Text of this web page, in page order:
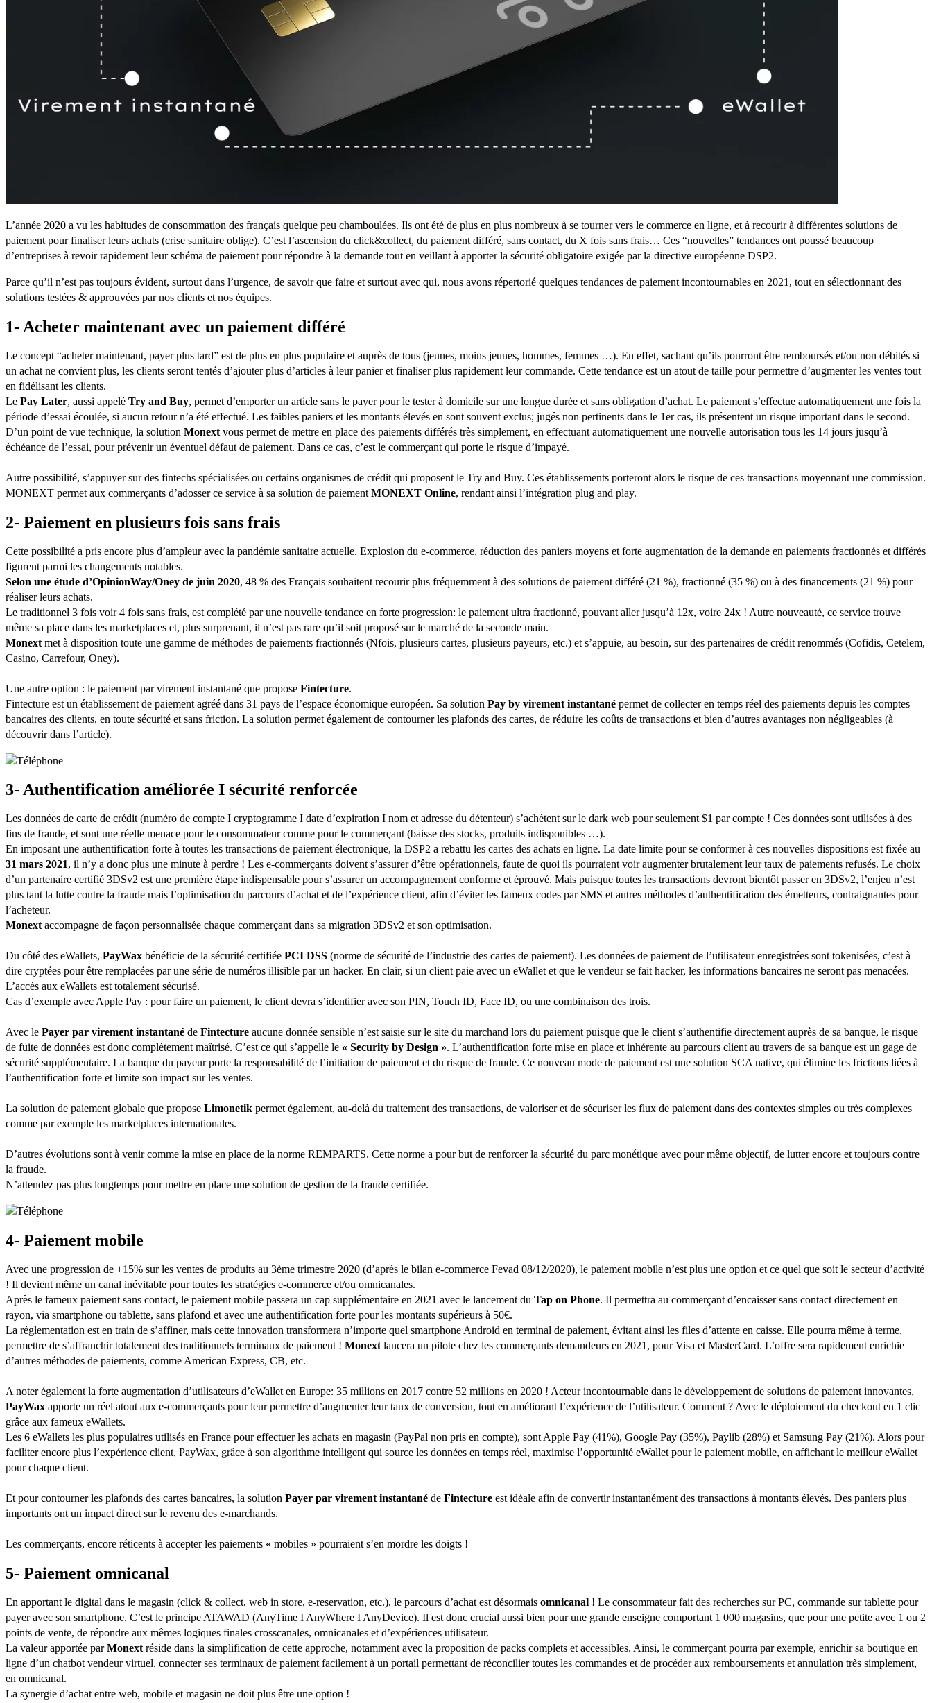
L’année 2020 a vu les habitudes de consommation des français quelque peu chamboulées. Ils ont été de plus en plus nombreux à se tourner vers le commerce en ligne, et à recourir à différentes solutions de
paiement pour finaliser leurs achats (crise sanitaire oblige). C’est l’ascension du click&collect, du paiement différé, sans contact, du X fois sans frais… Ces “nouvelles” tendances ont poussé beaucoup
d’entreprises à revoir rapidement leur schéma de paiement pour répondre à la demande tout en veillant à apporter la sécurité obligatoire exigée par la directive européenne DSP2.
Parce qu’il n’est pas toujours évident, surtout dans l’urgence, de savoir que faire et surtout avec qui, nous avons répertorié quelques tendances de paiement incontournables en 2021, tout en sélectionnant des
solutions testées & approuvées par nos clients et nos équipes.
1- Acheter maintenant avec un paiement différé
Le concept “acheter maintenant, payer plus tard” est de plus en plus populaire et auprès de tous (jeunes, moins jeunes, hommes, femmes …). En effet, sachant qu’ils pourront être remboursés et/ou non débités si
un achat ne convient plus, les clients seront tentés d’ajouter plus d’articles à leur panier et finaliser plus rapidement leur commande. Cette tendance est un atout de taille pour permettre d’augmenter les ventes tout
en fidélisant les clients.
Le Pay Later, aussi appelé Try and Buy, permet d’emporter un article sans le payer pour le tester à domicile sur une longue durée et sans obligation d’achat. Le paiement s’effectue automatiquement une fois la
période d’essai écoulée, si aucun retour n’a été effectué. Les faibles paniers et les montants élevés en sont souvent exclus; jugés non pertinents dans le 1er cas, ils présentent un risque important dans le second.
D’un point de vue technique, la solution Monext vous permet de mettre en place des paiements différés très simplement, en effectuant automatiquement une nouvelle autorisation tous les 14 jours jusqu’à
échéance de l’essai, pour prévenir un éventuel défaut de paiement. Dans ce cas, c’est le commerçant qui porte le risque d’impayé.
Autre possibilité, s’appuyer sur des fintechs spécialisées ou certains organismes de crédit qui proposent le Try and Buy. Ces établissements porteront alors le risque de ces transactions moyennant une commission.
MONEXT permet aux commerçants d’adosser ce service à sa solution de paiement MONEXT Online, rendant ainsi l’intégration plug and play.
2- Paiement en plusieurs fois sans frais
Cette possibilité a pris encore plus d’ampleur avec la pandémie sanitaire actuelle. Explosion du e-commerce, réduction des paniers moyens et forte augmentation de la demande en paiements fractionnés et différés
figurent parmi les changements notables.
Selon une étude d’OpinionWay/Oney de juin 2020, 48 % des Français souhaitent recourir plus fréquemment à des solutions de paiement différé (21 %), fractionné (35 %) ou à des financements (21 %) pour
réaliser leurs achats.
Le traditionnel 3 fois voir 4 fois sans frais, est complété par une nouvelle tendance en forte progression: le paiement ultra fractionné, pouvant aller jusqu’à 12x, voire 24x ! Autre nouveauté, ce service trouve
même sa place dans les marketplaces et, plus surprenant, il n’est pas rare qu’il soit proposé sur le marché de la seconde main.
Monext met à disposition toute une gamme de méthodes de paiements fractionnés (Nfois, plusieurs cartes, plusieurs payeurs, etc.) et s’appuie, au besoin, sur des partenaires de crédit renommés (Cofidis, Cetelem,
Casino, Carrefour, Oney).
Une autre option : le paiement par virement instantané que propose Fintecture.
Fintecture est un établissement de paiement agréé dans 31 pays de l’espace économique européen. Sa solution Pay by virement instantané permet de collecter en temps réel des paiements depuis les comptes
bancaires des clients, en toute sécurité et sans friction. La solution permet également de contourner les plafonds des cartes, de réduire les coûts de transactions et bien d’autres avantages non négligeables (à
découvrir dans l’article).
3- Authentification améliorée I sécurité renforcée
Les données de carte de crédit (numéro de compte I cryptogramme I date d’expiration I nom et adresse du détenteur) s’achètent sur le dark web pour seulement $1 par compte ! Ces données sont utilisées à des
fins de fraude, et sont une réelle menace pour le consommateur comme pour le commerçant (baisse des stocks, produits indisponibles …).
En imposant une authentification forte à toutes les transactions de paiement électronique, la DSP2 a rebattu les cartes des achats en ligne. La date limite pour se conformer à ces nouvelles dispositions est fixée au
31 mars 2021, il n’y a donc plus une minute à perdre ! Les e-commerçants doivent s’assurer d’être opérationnels, faute de quoi ils pourraient voir augmenter brutalement leur taux de paiements refusés. Le choix
d’un partenaire certifié 3DSv2 est une première étape indispensable pour s’assurer un accompagnement conforme et éprouvé. Mais puisque toutes les transactions devront bientôt passer en 3DSv2, l’enjeu n’est
plus tant la lutte contre la fraude mais l’optimisation du parcours d’achat et de l’expérience client, afin d’éviter les fameux codes par SMS et autres méthodes d’authentification des émetteurs, contraignantes pour
l’acheteur.
Monext accompagne de façon personnalisée chaque commerçant dans sa migration 3DSv2 et son optimisation.
Du côté des eWallets, PayWax bénéficie de la sécurité certifiée PCI DSS (norme de sécurité de l’industrie des cartes de paiement). Les données de paiement de l’utilisateur enregistrées sont tokenisées, c’est à
dire cryptées pour être remplacées par une série de numéros illisible par un hacker. En clair, si un client paie avec un eWallet et que le vendeur se fait hacker, les informations bancaires ne seront pas menacées.
L’accès aux eWallets est totalement sécurisé.
Cas d’exemple avec Apple Pay : pour faire un paiement, le client devra s’identifier avec son PIN, Touch ID, Face ID, ou une combinaison des trois.
Avec le Payer par virement instantané de Fintecture aucune donnée sensible n’est saisie sur le site du marchand lors du paiement puisque que le client s’authentifie directement auprès de sa banque, le risque
de fuite de données est donc complètement maîtrisé. C’est ce qui s’appelle le « Security by Design ». L’authentification forte mise en place et inhérente au parcours client au travers de sa banque est un gage de
sécurité supplémentaire. La banque du payeur porte la responsabilité de l’initiation de paiement et du risque de fraude. Ce nouveau mode de paiement est une solution SCA native, qui élimine les frictions liées à
l’authentification forte et limite son impact sur les ventes.
La solution de paiement globale que propose Limonetik permet également, au-delà du traitement des transactions, de valoriser et de sécuriser les flux de paiement dans des contextes simples ou très complexes
comme par exemple les marketplaces internationales.
D’autres évolutions sont à venir comme la mise en place de la norme REMPARTS. Cette norme a pour but de renforcer la sécurité du parc monétique avec pour même objectif, de lutter encore et toujours contre
la fraude.
N’attendez pas plus longtemps pour mettre en place une solution de gestion de la fraude certifiée.
4- Paiement mobile
Avec une progression de +15% sur les ventes de produits au 3ème trimestre 2020 (d’après le bilan e-commerce Fevad 08/12/2020), le paiement mobile n’est plus une option et ce quel que soit le secteur d’activité
! Il devient même un canal inévitable pour toutes les stratégies e-commerce et/ou omnicanales.
Après le fameux paiement sans contact, le paiement mobile passera un cap supplémentaire en 2021 avec le lancement du Tap on Phone. Il permettra au commerçant d’encaisser sans contact directement en
rayon, via smartphone ou tablette, sans plafond et avec une authentification forte pour les montants supérieurs à 50€.
La réglementation est en train de s’affiner, mais cette innovation transformera n’importe quel smartphone Android en terminal de paiement, évitant ainsi les files d’attente en caisse. Elle pourra même à terme,
permettre de s’affranchir totalement des traditionnels terminaux de paiement ! Monext lancera un pilote chez les commerçants demandeurs en 2021, pour Visa et MasterCard. L’offre sera rapidement enrichie
d’autres méthodes de paiements, comme American Express, CB, etc.
A noter également la forte augmentation d’utilisateurs d’eWallet en Europe: 35 millions en 2017 contre 52 millions en 2020 ! Acteur incontournable dans le développement de solutions de paiement innovantes,
PayWax apporte un réel atout aux e-commerçants pour leur permettre d’augmenter leur taux de conversion, tout en améliorant l’expérience de l’utilisateur. Comment ? Avec le déploiement du checkout en 1 clic
grâce aux fameux eWallets.
Les 6 eWallets les plus populaires utilisés en France pour effectuer les achats en magasin (PayPal non pris en compte), sont Apple Pay (41%), Google Pay (35%), Paylib (28%) et Samsung Pay (21%). Alors pour
faciliter encore plus l’expérience client, PayWax, grâce à son algorithme intelligent qui source les données en temps réel, maximise l’opportunité eWallet pour le paiement mobile, en affichant le meilleur eWallet
pour chaque client.
Et pour contourner les plafonds des cartes bancaires, la solution Payer par virement instantané de Fintecture est idéale afin de convertir instantanément des transactions à montants élevés. Des paniers plus
importants ont un impact direct sur le revenu des e-marchands.
Les commerçants, encore réticents à accepter les paiements « mobiles » pourraient s’en mordre les doigts !
5- Paiement omnicanal
En apportant le digital dans le magasin (click & collect, web in store, e-reservation, etc.), le parcours d’achat est désormais omnicanal ! Le consommateur fait des recherches sur PC, commande sur tablette pour
payer avec son smartphone. C’est le principe ATAWAD (AnyTime I AnyWhere I AnyDevice). Il est donc crucial aussi bien pour une grande enseigne comportant 1 000 magasins, que pour une petite avec 1 ou 2
points de vente, de répondre aux mêmes logiques finales crosscanales, omnicanales et d’expériences utilisateur.
La valeur apportée parMonext réside dans la simplification de cette approche, notamment avec la proposition de packs complets et accessibles. Ainsi, le commerçant pourra par exemple, enrichir sa boutique en
ligne d’un chatbot vendeur virtuel, connecter ses terminaux de paiement facilement à un portail permettant de réconcilier toutes les commandes et de procéder aux remboursements et annulation très simplement,
en omnicanal.
La synergie d’achat entre web, mobile et magasin ne doit plus être une option !